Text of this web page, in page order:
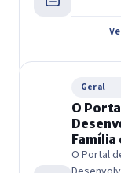
Geral
O
Família
O Portal